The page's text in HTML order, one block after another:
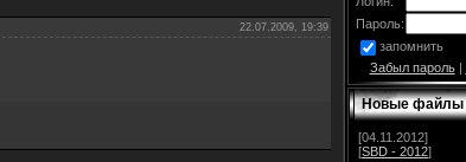
22.07.2009, 19:39
Пароль:
запомнить
Забыл пароль|
Новые файлы
[04.11.2012]
[SBD - 2012]